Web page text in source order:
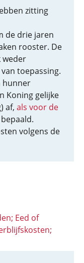
zitting
de drie jaren
rooster. De
weder
toepassing.
hunner
Koning gelijke
af, als voor de
volgens de
Eed of